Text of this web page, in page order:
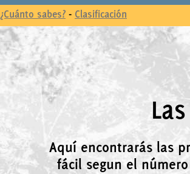
¿Cuánto sabes? - Clasificación
Aquí encontrarás las
fácil segun el